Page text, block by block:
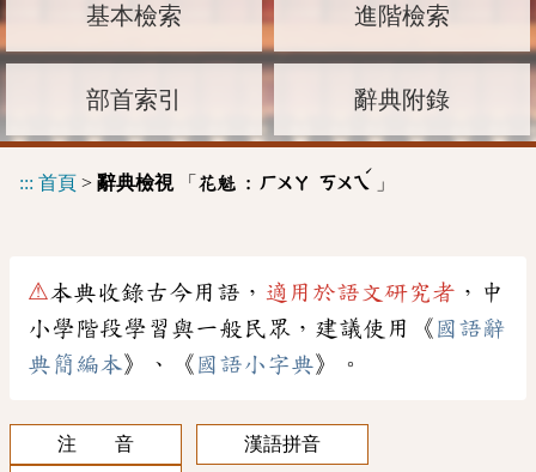
基本檢索 進階檢索
部首索引 辭典附錄
::: 首頁 > 辭典檢視「 花魁 : ㄏㄨㄚ ㄎㄨㄟ
ˊ
」
⚠本典收錄古今用語， 適用於語文研究者 ，中
小學階段學習與一般民眾，建議使用《 國語辭
典簡編本》、《 國語小字典》。
注 音
漢語拼音